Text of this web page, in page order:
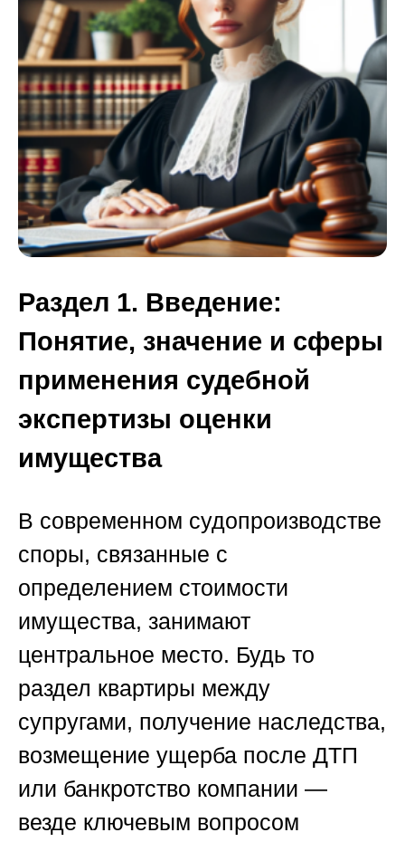
Раздел 1. Введение:
Понятие, значение и сферы
применения судебной
экспертизы оценки
имущества
В современном судопроизводстве
споры, связанные с
определением стоимости
имущества, занимают
центральное место. Будь то
раздел квартиры между
супругами, получение наследства,
возмещение ущерба после ДТП
или банкротство компании —
везде ключевым вопросом